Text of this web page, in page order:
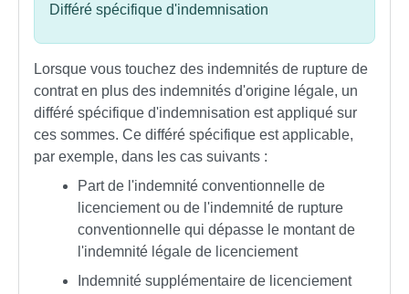
Différé spécifique d'indemnisation
Lorsque vous touchez des indemnités de rupture de
contrat en plus des indemnités d'origine légale, un
différé spécifique d'indemnisation est appliqué sur
ces sommes. Ce différé spécifique est applicable,
par exemple, dans les cas suivants :
Part de l'indemnité conventionnelle de
licenciement ou de l'indemnité de rupture
conventionnelle qui dépasse le montant de
l'indemnité légale de licenciement
Indemnité supplémentaire de licenciement